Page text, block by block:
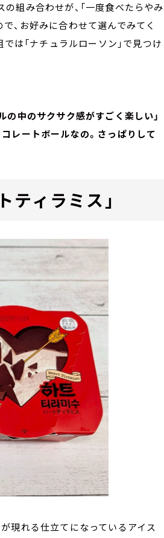
組み合わせが、「一度食べたらやみ
、お好みに合わせて選んでみてく
は「ナチュラルローソン」で見つけ
の中のサクサク感がすごく楽しい」
レートボールなの。さっぱりして
ティラミス」
現れる仕立てになっているアイス